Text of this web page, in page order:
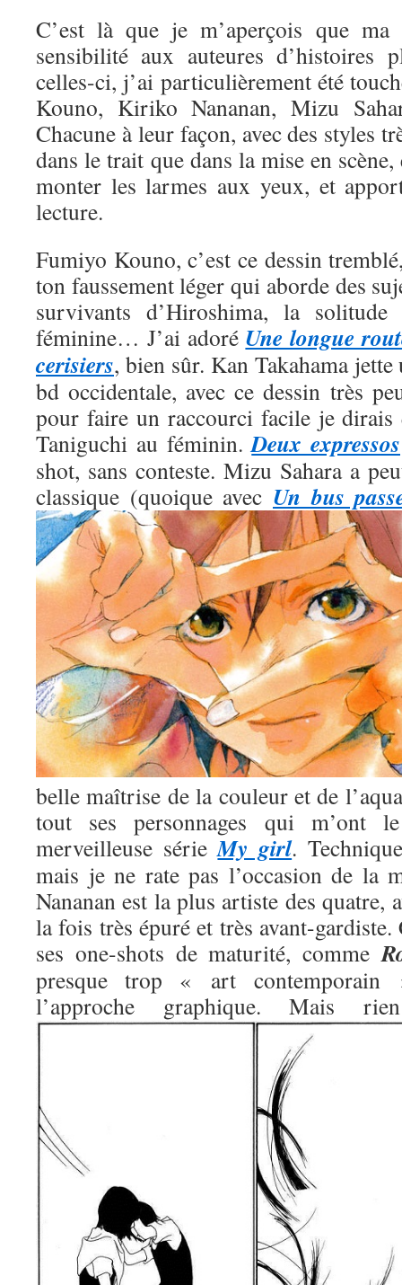
C’est là que je m’aperçois que
sensibilité aux auteures d’histoires
celles-ci, j’ai particulièrement été
Kouno, Kiriko Nananan, Mizu
Chacune à leur façon, avec des styles
dans le trait que dans la mise en
monter les larmes aux yeux, et
lecture.
Fumiyo Kouno, c’est ce dessin
ton faussement léger qui aborde des
survivants d’Hiroshima, la
féminine… J’ai adoré Une longue
cerisiers, bien sûr. Kan Takahama
bd occidentale, avec ce dessin très
pour faire un raccourci facile je dirais
Taniguchi au féminin.Deux expressos
shot, sans conteste. Mizu Sahara a
classique (quoique avec Un bus
belle maîtrise de la couleur et de
tout ses personnages qui m’ont
merveilleuse sérieMy girl.
mais je ne rate pas l’occasion de la
Nananan est la plus artiste des quatre,
la fois très épuré et très avant-
ses one-shots de maturité, comme
presque trop « art contemporain
l’approche graphique. Mais